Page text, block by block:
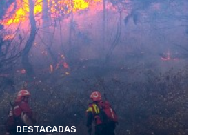
DESTACADAS